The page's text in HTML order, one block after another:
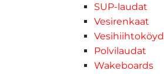
SUP-laudat
Vesirenkaat
Polvilaudat
Wakeboards